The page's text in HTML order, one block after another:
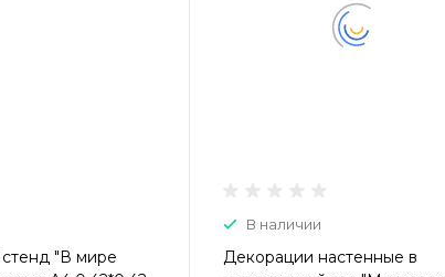
"В мире
В наличии
Декорации настенные в